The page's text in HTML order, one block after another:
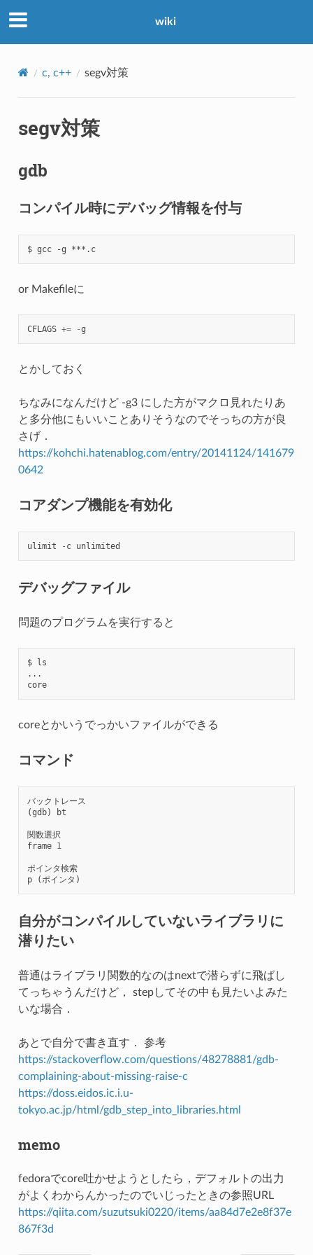
wiki
c, c++ segv対策
segv対策
gdb
コンパイル時にデバッグ情報を付与
$ gcc -g ***.c
or Makefileに
CFLAGS += -g
とかしておく
ちなみになんだけど -g3 にした方がマクロ見れたりあ
と多分他にもいいことありそうなのでそっちの方が良
さげ．
https://kohchi.hatenablog.com/entry/20141124/141679
0642
コアダンプ機能を有効化
ulimit - c unlimited
デバッグファイル
問題のプログラムを実行すると
$ ls
...
core
coreとかいうでっかいファイルができる
コマンド
バックトレース
(gdb) bt
関数選択
frame 1
ポインタ検索
p
(ポインタ )
自分がコンパイルしていないライブラリに
潜りたい
普通はライブラリ関数的なのはnextで潜らずに飛ばし
てっちゃうんだけど， stepしてその中も見たいよみた
いな場合．
あとで自分で書き直す． 参考
https://stackoverflow.com/questions/48278881/gdb-
complaining-about-missing-raise-c
https://doss.eidos.ic.i.u-
tokyo.ac.jp/html/gdb_step_into_libraries.html
memo
fedoraでcore吐かせようとしたら，デフォルトの出力
がよくわからんかったのでいじったときの参照URL
https://qiita.com/suzutsuki0220/items/aa84d7e2e8f37e
867f3d